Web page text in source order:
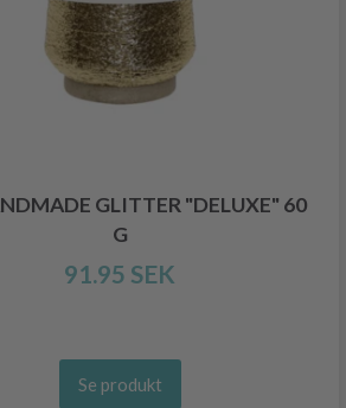
GLITTER "DELUXE" 60
G
91.95 SEK
Se produkt